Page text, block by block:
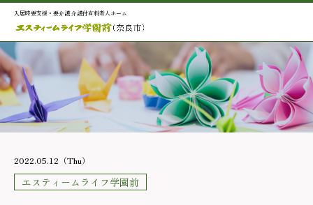
入居時要支援・要介護 介護付有料老人ホーム
2022.05.12（Thu）
エスティームライフ学園前